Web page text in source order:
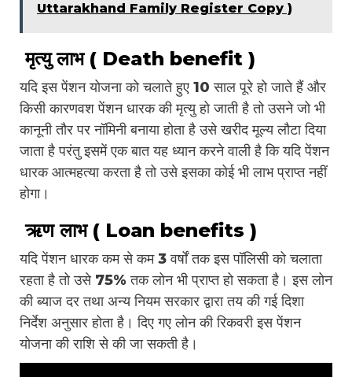
Uttarakhand Family Register Copy )
मृत्यु लाभ ( Death benefit )
यदि इस पेंशन योजना को चलाते हुए 10 साल पूरे हो जाते हैं और
किसी कारणवश पेंशन धारक की मृत्यु हो जाती है तो उसने जो भी
कानूनी तौर पर नॉमिनी बनाया होता है उसे खरीद मूल्य लौटा दिया
जाता है परंतु इसमें एक बात यह ध्यान करने वाली है कि यदि पेंशन
धारक आत्महत्या करता है तो उसे इसका कोई भी लाभ प्राप्त नहीं
होगा।
ऋण लाभ ( Loan benefits )
यदि पेंशन धारक कम से कम 3 वर्षों तक इस पॉलिसी को चलाता
रहता है तो उसे 75% तक लोन भी प्राप्त हो सकता है। इस लोन
की ब्याज दर तथा अन्य नियम सरकार द्वारा तय की गई दिशा
निर्देश अनुसार होता है। दिए गए लोन की रिकवरी इस पेंशन
योजना की राशि से की जा सकती है।